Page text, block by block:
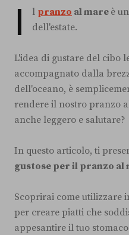
I l pranzo al mare è
dell'estate.
L'idea di gustare del cibo
accompagnato dalla
dell'oceano, è
rendere il nostro pranzo
anche leggero e salutare?
In questo articolo, ti
gustose per il pranzo al
Scoprirai come utilizzare
per creare piatti che
appesantire il tuo